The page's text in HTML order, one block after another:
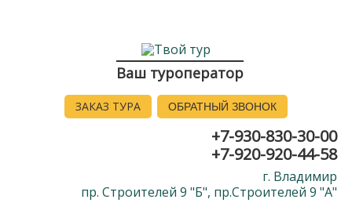
Ваш туроператор
ЗАКАЗ ТУРА ОБРАТНЫЙ ЗВОНОК
+7-930-830-30-00
+7-920-920-44-58
г. Владимир
пр. Строителей 9 "Б", пр.Строителей 9 "А"